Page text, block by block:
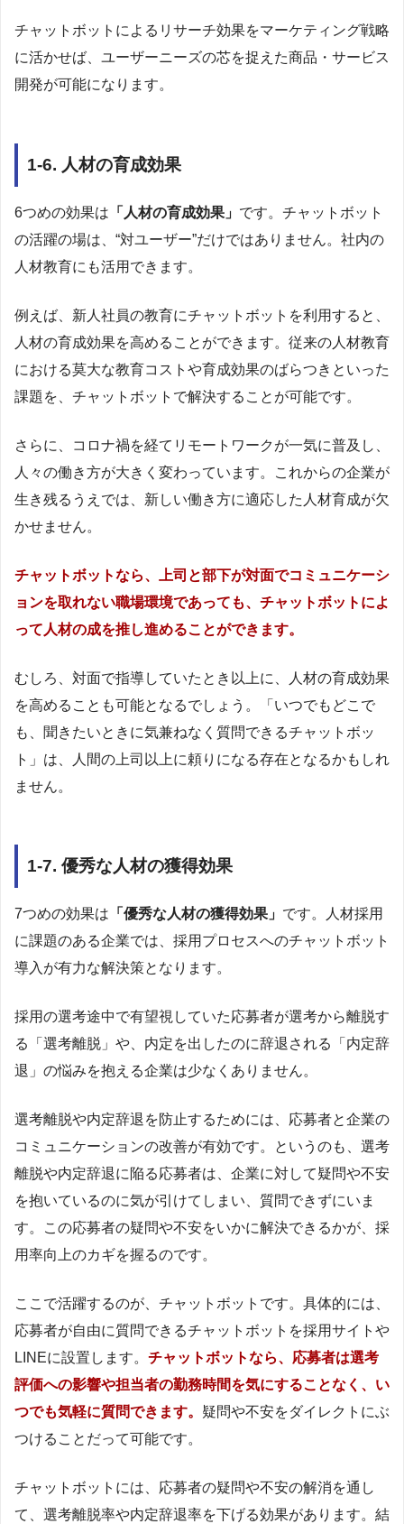
チャットボットによるリサーチ効果をマーケティング戦略
に活かせば、ユーザーニーズの芯を捉えた商品・サービス
開発が可能になります。
1-6. 人材の育成効果
6つめの効果は 「人材の育成効果」 です。チャットボット
の活躍の場は、“対ユーザー”だけではありません。社内の
人材教育にも活用できます。
例えば、新人社員の教育にチャットボットを利用すると、
人材の育成効果を高めることができます。従来の人材教育
における莫大な教育コストや育成効果のばらつきといった
課題を、チャットボットで解決することが可能です。
さらに、コロナ禍を経てリモートワークが一気に普及し、
人々の働き方が大きく変わっています。これからの企業が
生き残るうえでは、新しい働き方に適応した人材育成が欠
かせません。
チャットボットなら、上司と部下が対面でコミュニケーシ
ョンを取れない職場環境であっても、チャットボットによ
って人材の成を推し進めることができます。
むしろ、対面で指導していたとき以上に、人材の育成効果
を高めることも可能となるでしょう。「いつでもどこで
も、聞きたいときに気兼ねなく質問できるチャットボッ
ト」は、人間の上司以上に頼りになる存在となるかもしれ
ません。
1-7. 優秀な人材の獲得効果
7つめの効果は 「優秀な人材の獲得効果」 です。人材採用
に課題のある企業では、採用プロセスへのチャットボット
導入が有力な解決策となります。
採用の選考途中で有望視していた応募者が選考から離脱す
る「選考離脱」や、内定を出したのに辞退される「内定辞
退」の悩みを抱える企業は少なくありません。
選考離脱や内定辞退を防止するためには、応募者と企業の
コミュニケーションの改善が有効です。というのも、選考
離脱や内定辞退に陥る応募者は、企業に対して疑問や不安
を抱いているのに気が引けてしまい、質問できずにいま
す。この応募者の疑問や不安をいかに解決できるかが、採
用率向上のカギを握るのです。
ここで活躍するのが、チャットボットです。具体的には、
応募者が自由に質問できるチャットボットを採用サイトや
LINEに設置します。 チャットボットなら、応募者は選考
評価への影響や担当者の勤務時間を気にすることなく、い
つでも気軽に質問できます。 疑問や不安をダイレクトにぶ
つけることだって可能です。
チャットボットには、応募者の疑問や不安の解消を通し
て、選考離脱率や内定辞退率を下げる効果があります。結